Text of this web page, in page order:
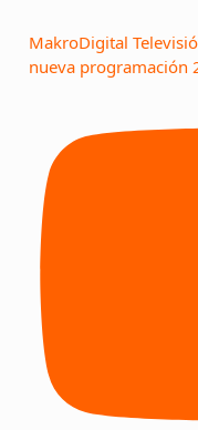
MakroDigital
nueva programación